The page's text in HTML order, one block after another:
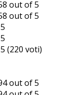
(220 voti)